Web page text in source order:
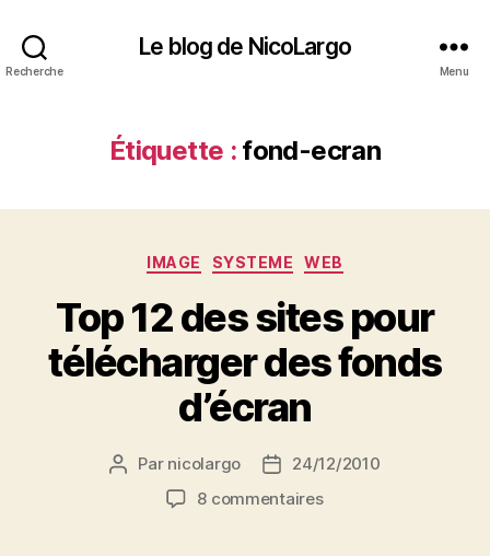
Recherche
Le blog de NicoLargo
Menu
Étiquette : fond-ecran
Catégories
IMAGE SYSTEME WEB
Top 12 des sites pour
télécharger des fonds
d’écran
Auteur
l’article
Par nicolargo
Date24/12/2010
8 commentairessur